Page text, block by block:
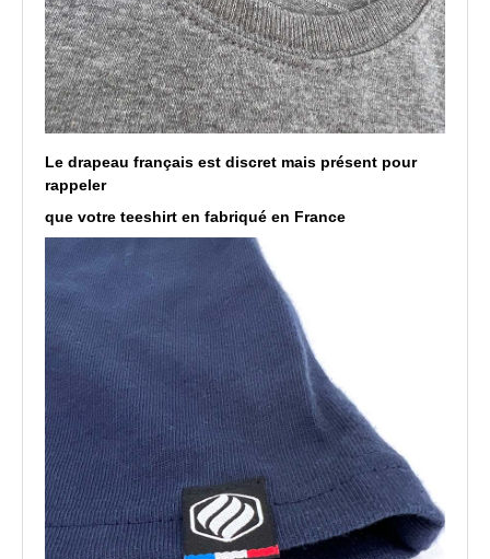
Le drapeau français est discret mais présent pour
rappeler
que votre teeshirt en fabriqué en France